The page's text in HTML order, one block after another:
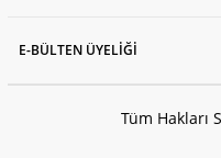
E-BÜLTEN ÜYELİĞİ
Tüm Hakları